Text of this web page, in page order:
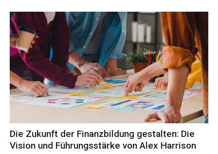
Die Zukunft der Finanzbildung gestalten: Die
Vision und Führungsstärke von Alex Harrison